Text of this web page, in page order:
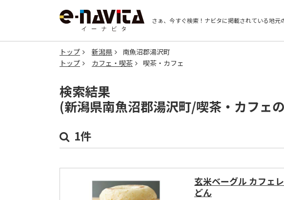
さぁ、今すぐ検索！ ナビタに掲載されている地元
トップ 新潟県
南魚沼郡湯沢町
トップ
カフェ・喫茶 喫茶・カフェ
検索結果
(新潟県南魚沼郡湯沢町/喫茶・カフェ
1件
玄米ベーグル カフェ
どん